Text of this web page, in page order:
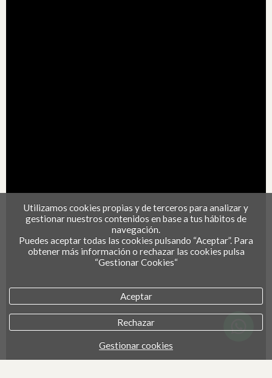
Utilizamos cookies propias y de terceros para analizar y
gestionar nuestros contenidos en base a tus hábitos de
navegación.
Puedes aceptar todas las cookies pulsando “Aceptar”. Para
obtener más información o rechazar las cookies pulsa
“Gestionar Cookies“
Aceptar
Rechazar
Gestionar cookies